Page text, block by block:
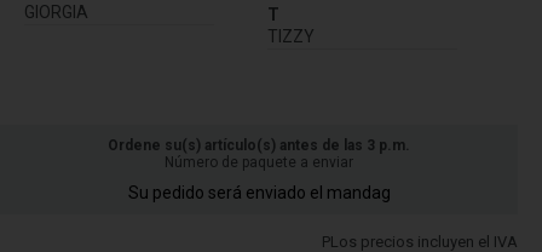
GIORGIA
T
TIZZY
Ordene su(s) artículo(s) antes de las 3 p.m.
Número de paquete a enviar
Su pedido será enviado el mandag
PLos precios incluyen el IVA